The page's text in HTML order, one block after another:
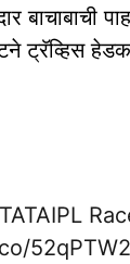
बाचाबाची
ट्रॅव्हिस